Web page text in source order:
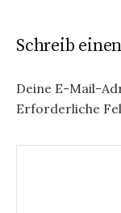
Schreib
Deine E-Mail-
Erforderliche